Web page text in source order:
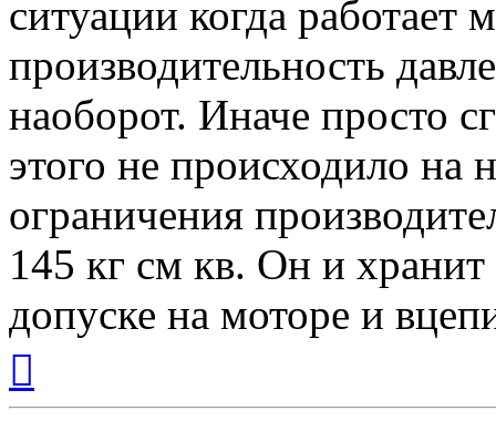
ситуации когда работает
производительность
наоборот. Иначе просто
этого не происходило на
ограничения
145 кг см кв. Он и
допуске на моторе и
началу